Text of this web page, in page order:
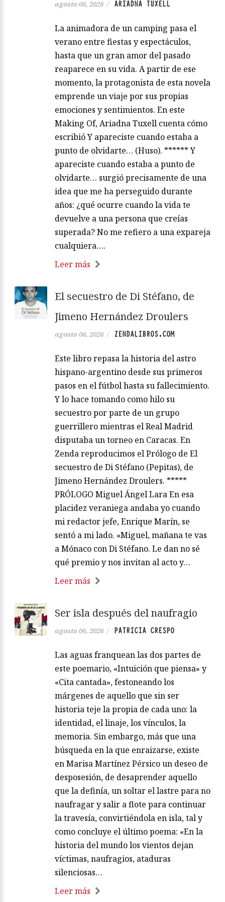
agosto 06, 2026 / ARIADNA TUXELL
La animadora de un camping pasa el
verano entre fiestas y espectáculos,
hasta que un gran amor del pasado
reaparece en su vida. A partir de ese
momento, la protagonista de esta novela
emprende un viaje por sus propias
emociones y sentimientos. En este
Making Of, Ariadna Tuxell cuenta cómo
escribió Y apareciste cuando estaba a
punto de olvidarte… (Huso). ****** Y
apareciste cuando estaba a punto de
olvidarte… surgió precisamente de una
idea que me ha perseguido durante
años: ¿qué ocurre cuando la vida te
devuelve a una persona que creías
superada? No me refiero a una expareja
cualquiera….
Leer más
El secuestro de Di Stéfano, de
Jimeno Hernández Droulers
agosto 06, 2026 / ZENDALIBROS.COM
Este libro repasa la historia del astro
hispano-argentino desde sus primeros
pasos en el fútbol hasta su fallecimiento.
Y lo hace tomando como hilo su
secuestro por parte de un grupo
guerrillero mientras el Real Madrid
disputaba un torneo en Caracas. En
Zenda reproducimos el Prólogo de El
secuestro de Di Stéfano (Pepitas), de
Jimeno Hernández Droulers. *****
PRÓLOGO Miguel Ángel Lara En esa
placidez veraniega andaba yo cuando
mi redactor jefe, Enrique Marín, se
sentó a mi lado. «Miguel, mañana te vas
a Mónaco con Di Stéfano. Le dan no sé
qué premio y nos invitan al acto y…
Leer más
Ser isla después del naufragio
agosto 06, 2026 / PATRICIA CRESPO
Las aguas franquean las dos partes de
este poemario, «Intuición que piensa» y
«Cita cantada», festoneando los
márgenes de aquello que sin ser
historia teje la propia de cada uno: la
identidad, el linaje, los vínculos, la
memoria. Sin embargo, más que una
búsqueda en la que enraizarse, existe
en Marisa Martínez Pérsico un deseo de
desposesión, de desaprender aquello
que la definía, un soltar el lastre para no
naufragar y salir a flote para continuar
la travesía, convirtiéndola en isla, tal y
como concluye el último poema: «En la
historia del mundo los vientos dejan
víctimas, naufragios, ataduras
silenciosas…
Leer más